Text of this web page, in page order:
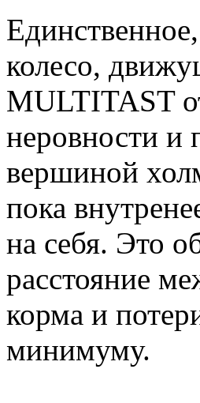
колесо,
MULTITAST
неровности и
вершиной
пока
на себя. Это
расстояние
корма и
минимуму.